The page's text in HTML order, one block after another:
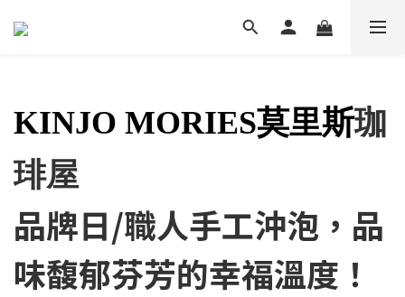
KINJO MORIES莫里斯珈
琲屋
品牌日/職人手工沖泡，品
味馥郁芬芳的幸福溫度！